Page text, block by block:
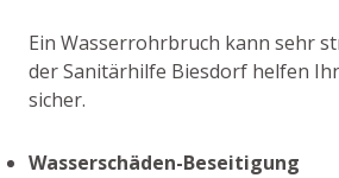
Ein Wasserrohrbruch kann sehr
der Sanitärhilfe Biesdorf helfen
sicher.
Wasserschäden-Beseitigung